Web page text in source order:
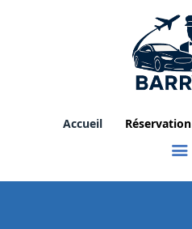
Accueil Réservation